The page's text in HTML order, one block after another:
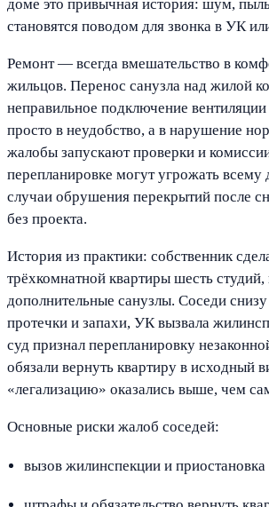
доме это привычная история: шум,
становятся поводом для звонка в УК
Ремонт — всегда вмешательство в
жильцов. Перенос санузла над жилой
неправильное подключение
просто в неудобство, а в нарушение
жалобы запускают проверки и
перепланировке могут угрожать всему
случаи обрушения перекрытий после
без проекта.
История из практики: собственник
трёхкомнатной квартиры шесть студий,
дополнительные санузлы. Соседи
протечки и запахи, УК вызвала
суд признал перепланировку
обязали вернуть квартиру в исходный
«легализацию» оказались выше, чем
Основные риски жалоб соседей:
вызов жилинспекции и